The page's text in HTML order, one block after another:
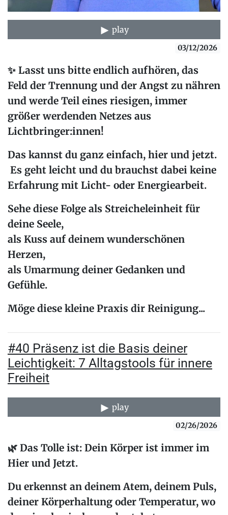
play
03/12/2026
✨ Lasst uns bitte endlich aufhören, das
Feld der Trennung und der Angst zu nähren
und werde Teil eines riesigen, immer
größer werdenden Netzes aus
Lichtbringer:innen!
Das kannst du ganz einfach, hier und jetzt.
Es geht leicht und du brauchst dabei keine
Erfahrung mit Licht- oder Energiearbeit.
Sehe diese Folge als Streicheleinheit für
deine Seele,
als Kuss auf deinem wunderschönen
Herzen,
als Umarmung deiner Gedanken und
Gefühle.
Möge diese kleine Praxis dir Reinigung...
#40 Präsenz ist die Basis deiner
Leichtigkeit: 7 Alltagstools für innere
Freiheit
play
02/26/2026
🌿 Das Tolle ist: Dein Körper ist immer im
Hier und Jetzt.
Du erkennst an deinem Atem, deinem Puls,
deiner Körperhaltung oder Temperatur, wo